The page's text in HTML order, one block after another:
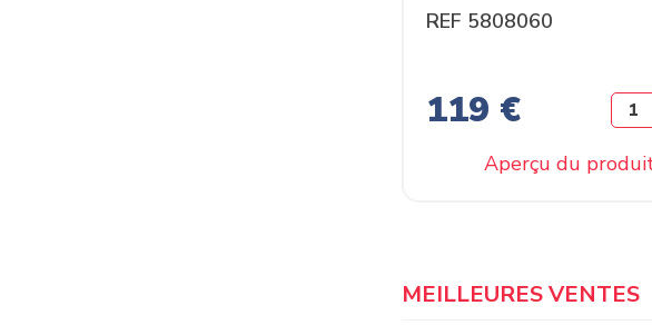
MEILLEURES VENTES
REF 5808060
119 €
Aperçu du